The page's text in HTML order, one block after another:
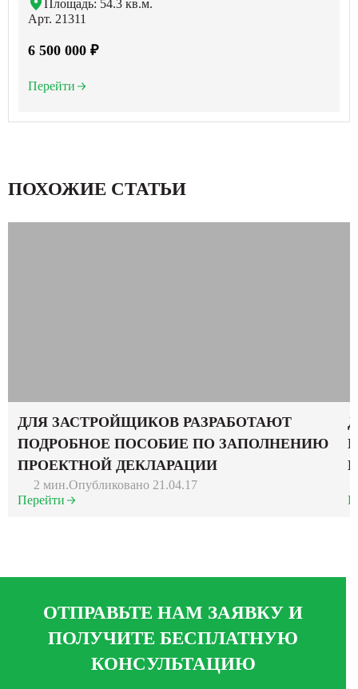
Площадь: 54.3 кв.м.
Арт. 21311
6 500 000 ₽
Перейти
ПОХОЖИЕ СТАТЬИ
ДЛЯ ЗАСТРОЙЩИКОВ РАЗРАБОТАЮТ
ПОДРОБНОЕ ПОСОБИЕ ПО ЗАПОЛНЕНИЮ
ПРОЕКТНОЙ ДЕКЛАРАЦИИ
2 мин.Опубликовано 21.04.17
Перейти
ОТПРАВЬТЕ НАМ ЗАЯВКУ И
ПОЛУЧИТЕ БЕСПЛАТНУЮ
КОНСУЛЬТАЦИЮ